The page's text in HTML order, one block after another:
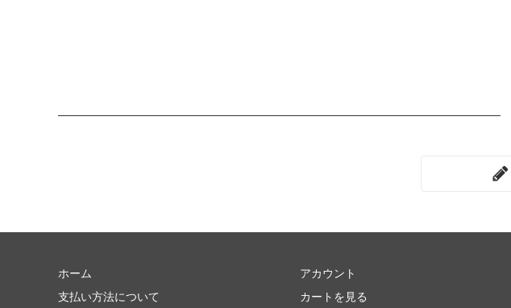
ホーム
支払い方法について
アカウント
カートを見る